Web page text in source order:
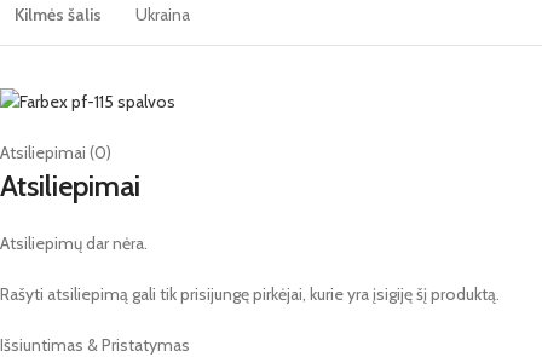
Kilmės šalis Ukraina
Atsiliepimai (0)
Atsiliepimai
Atsiliepimų dar nėra.
Rašyti atsiliepimą gali tik prisijungę pirkėjai, kurie yra įsigiję šį produktą.
Išsiuntimas & Pristatymas